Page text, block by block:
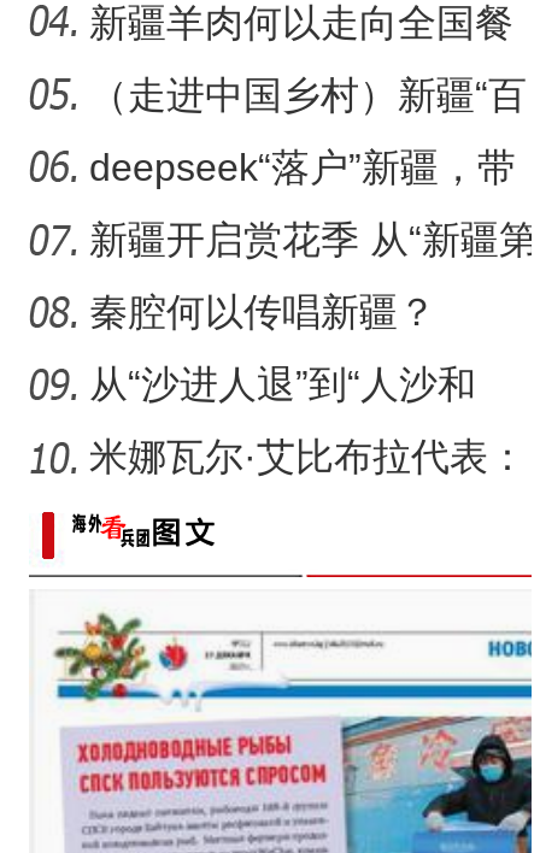
家级旅游休闲街区名单？
新疆羊肉何以走向全国餐
桌？
（走进中国乡村）新疆“百
年足球村”：民间赛事拉
deepseek“落户”新疆，带
来了什么？
新疆开启赏花季 从“新疆第
一春”启程感受浪漫之旅
秦腔何以传唱新疆？
从“沙进人退”到“人沙和
谐”，新疆何以在“死亡
米娜瓦尔·艾比布拉代表：
让少数民族古籍文字“活